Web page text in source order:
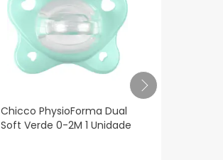
Chicco PhysioForma Dual
Soft Verde 0-2M 1 Unidade